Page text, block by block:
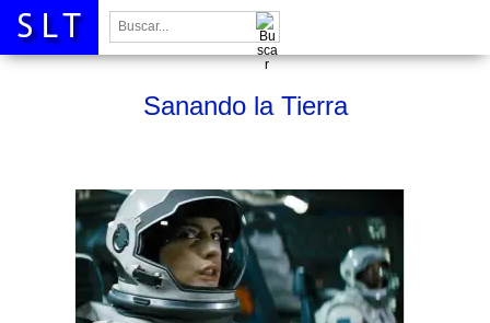
Buscar:
Sanando la Tierra